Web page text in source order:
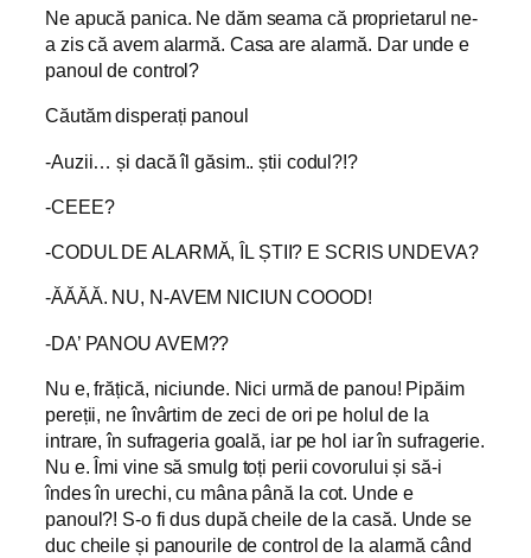
Ne apucă panica. Ne dăm seama că proprietarul ne-
a zis că avem alarmă. Casa are alarmă. Dar unde e
panoul de control?
Căutăm disperați panoul
-Auzii… și dacă îl găsim.. știi codul?!?
-CEEE?
-CODUL DE ALARMĂ, ÎL ȘTII? E SCRIS UNDEVA?
-ĂĂĂĂ. NU, N-AVEM NICIUN COOOD!
-DA’ PANOU AVEM??
Nu e, frățică, niciunde. Nici urmă de panou! Pipăim
pereții, ne învârtim de zeci de ori pe holul de la
intrare, în sufrageria goală, iar pe hol iar în sufragerie.
Nu e. Îmi vine să smulg toți perii covorului și să-i
îndes în urechi, cu mâna până la cot. Unde e
panoul?! S-o fi dus după cheile de la casă. Unde se
duc cheile și panourile de control de la alarmă când